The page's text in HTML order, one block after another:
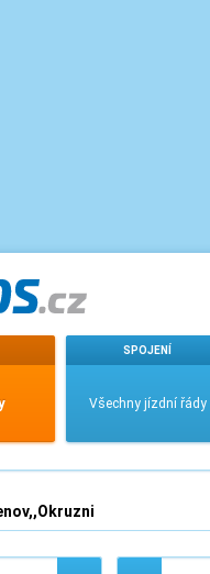
SPOJENÍ
Všechny jízdní řády